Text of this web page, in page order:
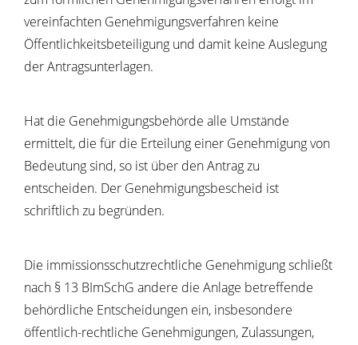
vereinfachten Genehmigungsverfahren keine
Öffentlichkeitsbeteiligung und damit keine Auslegung
der Antragsunterlagen.
Hat die Genehmigungsbehörde alle Umstände
ermittelt, die für die Erteilung einer Genehmigung von
Bedeutung sind, so ist über den Antrag zu
entscheiden. Der Genehmigungsbescheid ist
schriftlich zu begründen.
Die immissionsschutzrechtliche Genehmigung schließt
nach § 13 BImSchG andere die Anlage betreffende
behördliche Entscheidungen ein, insbesondere
öffentlich-rechtliche Genehmigungen, Zulassungen,